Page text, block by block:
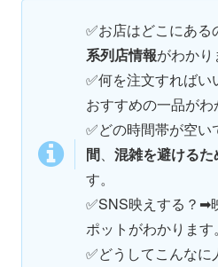
✅お店はどこにあ
系列店情報がわかり
✅何を注文すれば
おすすめの一品がわ
✅どの時間帯が空
間、 混雑を避けるた
す。
✅SNS映えする？➡
ポットがわかります。
✅どうしてこんな